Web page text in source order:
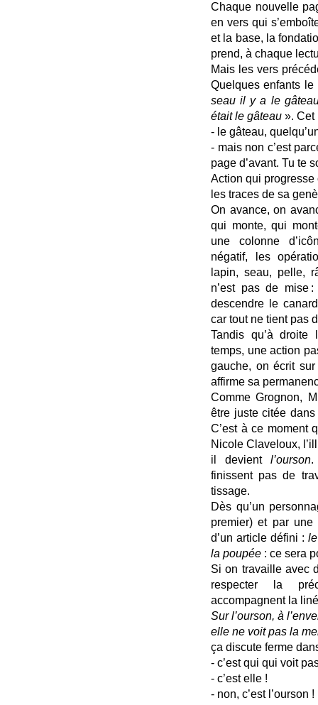
Chaque nouvelle
en vers qui
et la base, la
prend, à chaque
Mais les vers
Quelques enfants le
seau il y a le
était le gâteau ». Cet
- le gâteau,
- mais non c’est
page d’avant. Tu te
Action qui
les traces de sa
On avance, on
qui monte, qui
une colonne
négatif, les
lapin, seau, pelle,
n’est pas de mise
descendre le
car tout ne tient pas
Tandis qu’à
temps, une action
gauche, on écrit
affirme sa
Comme Grognon,
être juste citée
C’est à ce moment
Nicole Claveloux,
il devient l’ourson.
finissent pas de
tissage.
Dès qu’un
premier) et par une
d’un article défini :
la poupée : ce sera
Si on travaille avec
respecter la
accompagnent la
Sur l’ourson, à
elle ne voit pas la
ça discute ferme
- c’est qui qui voit
- c’est elle !
- non, c’est l’ourson !